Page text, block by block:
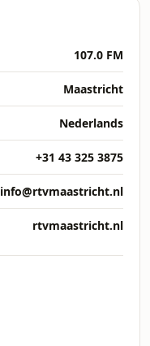
107.0 FM
Maastricht
Nederlands
+31 43 325 3875
info@rtvmaastricht.nl
rtvmaastricht.nl